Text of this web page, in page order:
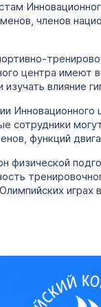
членов
центра
влияние
сотрудники
функций
физической
играх